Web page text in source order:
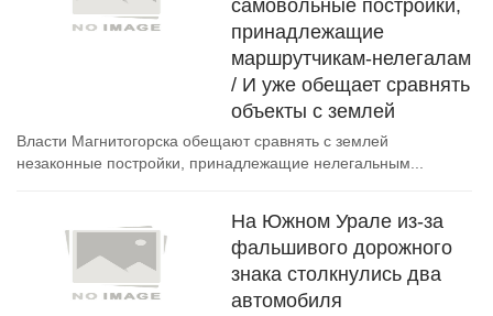
самовольные постройки,
принадлежащие
маршрутчикам-нелегалам
/ И уже обещает сравнять
объекты с землей
Власти Магнитогорска обещают сравнять с землей
незаконные постройки, принадлежащие нелегальным...
На Южном Урале из-за
фальшивого дорожного
знака столкнулись два
автомобиля